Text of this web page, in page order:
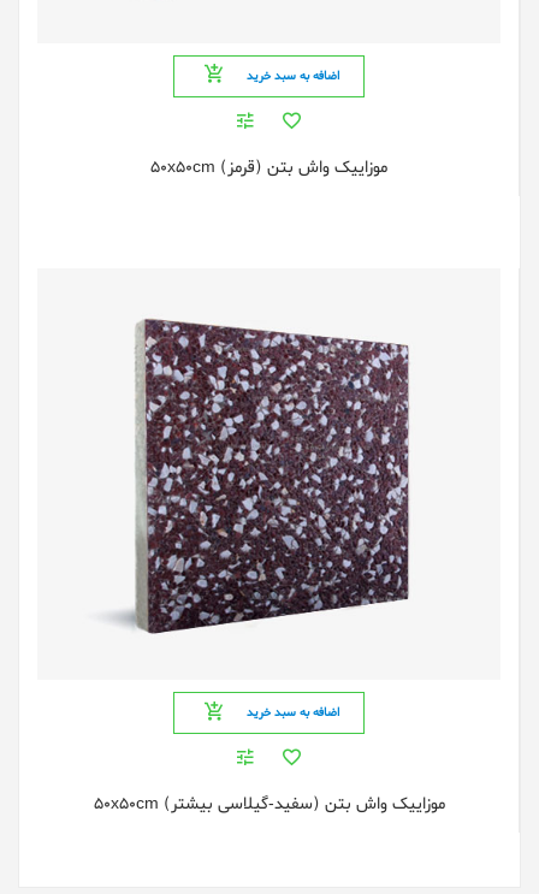
اضافه به سبد خرید
موزاییک واش بتن (قرمز) 50x50cm
اضافه به سبد خرید
موزاییک واش بتن (سفید-گیلاسی بیشتر) 50x50cm